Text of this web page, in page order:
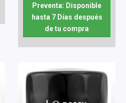
Preventa: Disponible
hasta 7 Días después
de tu compra